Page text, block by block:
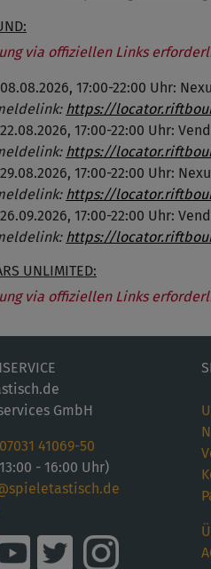
via offiziellen Links
17:00-22:00 Uhr:
https://
17:00-22:00 Uhr:
https://
17:00-22:00 Uhr:
https://
17:00-22:00 Uhr:
https://
UNLIMITED:
via offiziellen Links
GmbH
07031 41069-50
- 16:00 Uhr)